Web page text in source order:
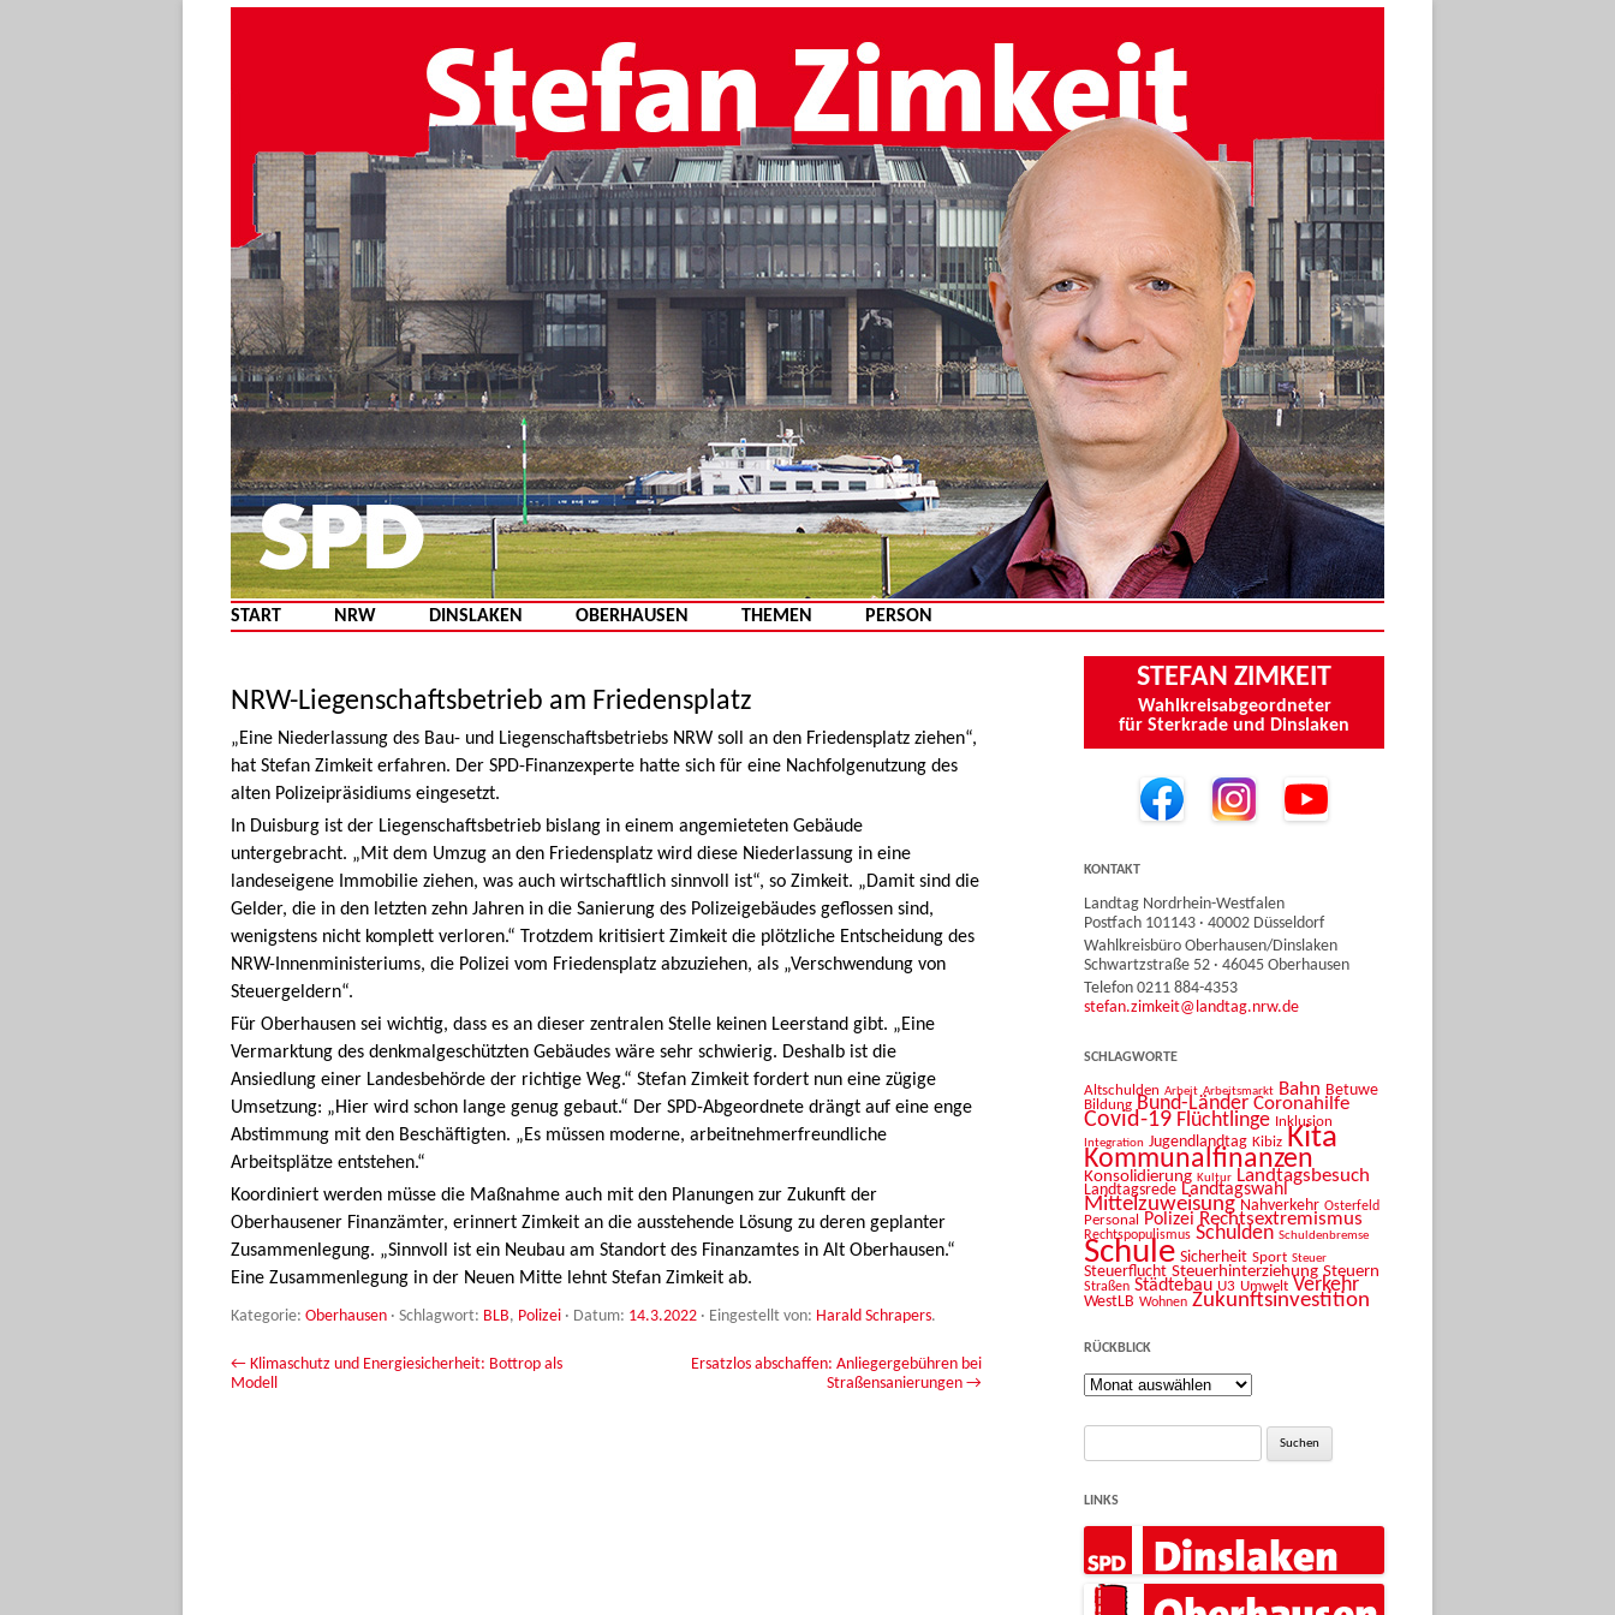
Zum Inhalt springen
START NRW DINSLAKEN OBERHAUSEN THEMEN PERSON
NRW-Liegenschaftsbetrieb am Friedensplatz
„Eine Niederlassung des Bau- und Liegenschaftsbetriebs NRW soll an den Friedensplatz ziehen“,
hat Stefan Zimkeit erfahren. Der SPD-Finanzexperte hatte sich für eine Nachfolgenutzung des
alten Polizeipräsidiums eingesetzt.
In Duisburg ist der Liegenschaftsbetrieb bislang in einem angemieteten Gebäude
untergebracht. „Mit dem Umzug an den Friedensplatz wird diese Niederlassung in eine
landeseigene Immobilie ziehen, was auch wirtschaftlich sinnvoll ist“, so Zimkeit. „Damit sind die
Gelder, die in den letzten zehn Jahren in die Sanierung des Polizeigebäudes geflossen sind,
wenigstens nicht komplett verloren.“ Trotzdem kritisiert Zimkeit die plötzliche Entscheidung des
NRW-Innenministeriums, die Polizei vom Friedensplatz abzuziehen, als „Verschwendung von
Steuergeldern“.
Für Oberhausen sei wichtig, dass es an dieser zentralen Stelle keinen Leerstand gibt. „Eine
Vermarktung des denkmalgeschützten Gebäudes wäre sehr schwierig. Deshalb ist die
Ansiedlung einer Landesbehörde der richtige Weg.“ Stefan Zimkeit fordert nun eine zügige
Umsetzung: „Hier wird schon lange genug gebaut.“ Der SPD-Abgeordnete drängt auf eine enge
Abstimmung mit den Beschäftigten. „Es müssen moderne, arbeitnehmerfreundliche
Arbeitsplätze entstehen.“
Koordiniert werden müsse die Maßnahme auch mit den Planungen zur Zukunft der
Oberhausener Finanzämter, erinnert Zimkeit an die ausstehende Lösung zu deren geplanter
Zusammenlegung. „Sinnvoll ist ein Neubau am Standort des Finanzamtes in Alt Oberhausen.“
Eine Zusammenlegung in der Neuen Mitte lehnt Stefan Zimkeit ab.
Kategorie: Oberhausen · Schlagwort: BLB, Polizei · Datum: 14.3.2022 · Eingestellt von: Harald Schrapers.
Beitrags-Navigation
← Klimaschutz und Energiesicherheit: Bottrop als
Modell
Ersatzlos abschaffen: Anliegergebühren bei
Straßensanierungen →
STEFAN ZIMKEIT
Wahlkreisabgeordneter
für Sterkrade und Dinslaken
KONTAKT
Landtag Nordrhein-Westfalen
Postfach 101143 · 40002 Düsseldorf
Wahlkreisbüro Oberhausen/Dinslaken
Schwartzstraße 52 · 46045 Oberhausen
Telefon 0211 884-4353
stefan.zimkeit@landtag.nrw.de
SCHLAGWORTE
Altschulden Arbeit Arbeitsmarkt Bahn Betuwe
Bildung Bund-Länder Coronahilfe
Covid-19 Flüchtlinge Inklusion
Integration Jugendlandtag Kibiz Kita
Kommunalfinanzen
Konsolidierung Kultur Landtagsbesuch
Landtagsrede Landtagswahl
Mittelzuweisung Nahverkehr Osterfeld
Personal Polizei Rechtsextremismus
Rechtspopulismus Schulden Schuldenbremse
Schule Sicherheit Sport Steuer
Steuerflucht Steuerhinterziehung Steuern
Straßen Städtebau U3 Umwelt Verkehr
WestLB Wohnen Zukunftsinvestition
RÜCKBLICK
Rückblick
Suche
LINKS